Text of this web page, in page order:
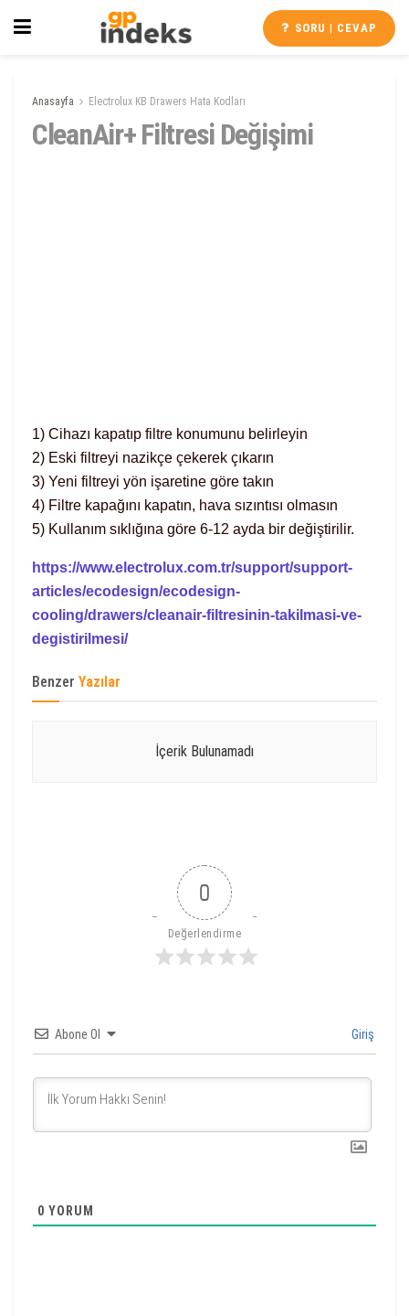
SORU | CEVAP
Anasayfa Electrolux KB Drawers Hata Kodları
CleanAir+ Filtresi Değişimi
1) Cihazı kapatıp filtre konumunu belirleyin
2) Eski filtreyi nazikçe çekerek çıkarın
3) Yeni filtreyi yön işaretine göre takın
4) Filtre kapağını kapatın, hava sızıntısı olmasın
5) Kullanım sıklığına göre 6-12 ayda bir değiştirilir.
https://www.electrolux.com.tr/support/support-
articles/ecodesign/ecodesign-
cooling/drawers/cleanair-filtresinin-takilmasi-ve-
degistirilmesi/
Benzer Yazılar
İçerik Bulunamadı
0
Değerlendirme
Abone Ol Giriş
0 YORUM